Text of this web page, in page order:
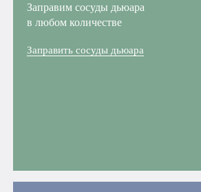
Заправим сосуды дьюара
в любом количестве
Заправить сосуды дьюара